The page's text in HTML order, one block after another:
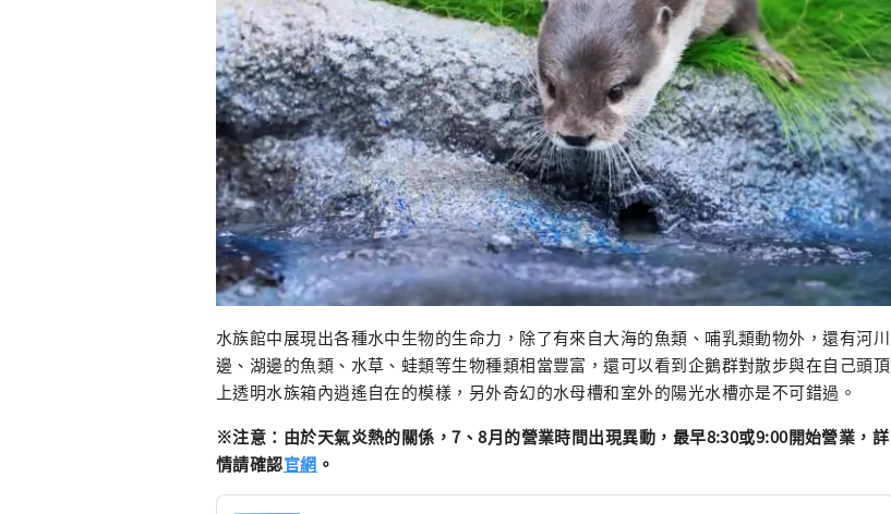
水族館中展現出各種水中生物的生命力，除了有來自大海的魚類、哺乳類動物外，還有河川
邊、湖邊的魚類、水草、蛙類等生物種類相當豐富，還可以看到企鵝群對散步與在自己頭頂
上透明水族箱內逍遙自在的模樣，另外奇幻的水母槽和室外的陽光水槽亦是不可錯過。
※注意：由於天氣炎熱的關係，7、8月的營業時間出現異動，最早8:30或9:00開始營業，詳
情請確認官網 。